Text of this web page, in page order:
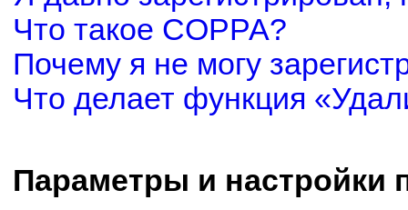
Что такое COPPA?
Почему я не могу
Что делает функция
Параметры и настройки